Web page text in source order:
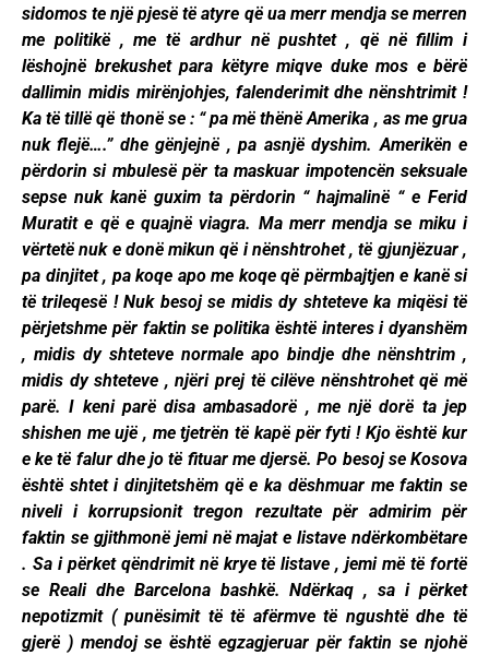
sidomos te një pjesë të atyre që ua merr mendja se merren
me politikë , me të ardhur në pushtet , që në fillim i
lëshojnë brekushet para këtyre miqve duke mos e bërë
dallimin midis mirënjohjes, falenderimit dhe nënshtrimit !
Ka të tillë që thonë se : “ pa më thënë Amerika , as me grua
nuk flejë….” dhe gënjejnë , pa asnjë dyshim. Amerikën e
përdorin si mbulesë për ta maskuar impotencën seksuale
sepse nuk kanë guxim ta përdorin “ hajmalinë “ e Ferid
Muratit e që e quajnë viagra. Ma merr mendja se miku i
vërtetë nuk e donë mikun që i nënshtrohet , të gjunjëzuar ,
pa dinjitet , pa koqe apo me koqe që përmbajtjen e kanë si
të trileqesë ! Nuk besoj se midis dy shteteve ka miqësi të
përjetshme për faktin se politika është interes i dyanshëm
, midis dy shteteve normale apo bindje dhe nënshtrim ,
midis dy shteteve , njëri prej të cilëve nënshtrohet që më
parë. I keni parë disa ambasadorë , me një dorë ta jep
shishen me ujë , me tjetrën të kapë për fyti ! Kjo është kur
e ke të falur dhe jo të fituar me djersë. Po besoj se Kosova
është shtet i dinjitetshëm që e ka dëshmuar me faktin se
niveli i korrupsionit tregon rezultate për admirim për
faktin se gjithmonë jemi në majat e listave ndërkombëtare
. Sa i përket qëndrimit në krye të listave , jemi më të fortë
se Reali dhe Barcelona bashkë. Ndërkaq , sa i përket
nepotizmit ( punësimit të të afërmve të ngushtë dhe të
gjerë ) mendoj se është egzagjeruar për faktin se njohë